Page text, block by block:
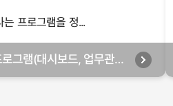
프로그램을 정...
그램(대시보드, 업무관리,